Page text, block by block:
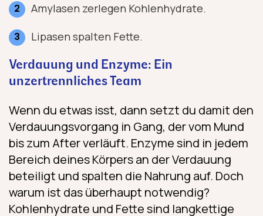
Amylasen zerlegen Kohlenhydrate.
Lipasen spalten Fette.
Verdauung und Enzyme: Ein
unzertrennliches Team
Wenn du etwas isst, dann setzt du damit den
Verdauungsvorgang in Gang, der vom Mund
bis zum After verläuft. Enzyme sind in jedem
Bereich deines Körpers an der Verdauung
beteiligt und spalten die Nahrung auf. Doch
warum ist das überhaupt notwendig?
Kohlenhydrate und Fette sind langkettige